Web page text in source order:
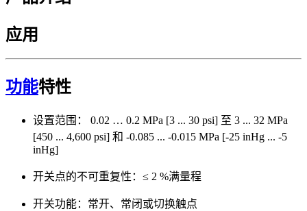
应用
功能特性
设置范围： 0.02 … 0.2 MPa [3 ... 30 psi] 至 3 ... 32 MPa
[450 ... 4,600 psi] 和 -0.085 ... -0.015 MPa [-25 inHg ... -5
inHg]
开关点的不可重复性：≤ 2 %满量程
开关功能：常开、常闭或切换触点